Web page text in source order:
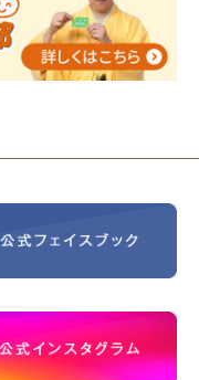
書いてみよう！
記念式典 レンブラ